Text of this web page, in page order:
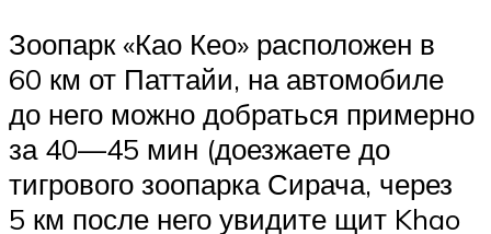
Зоопарк «Као Кео» расположен в
60 км от Паттайи, на автомобиле
до него можно добраться примерно
за 40—45 мин (доезжаете до
тигрового зоопарка Сирача, через
5 км после него увидите щит Khao